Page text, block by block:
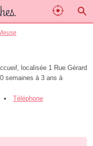
, localisée 1 Rue Gérard
semaines à 3 ans à
Téléphone